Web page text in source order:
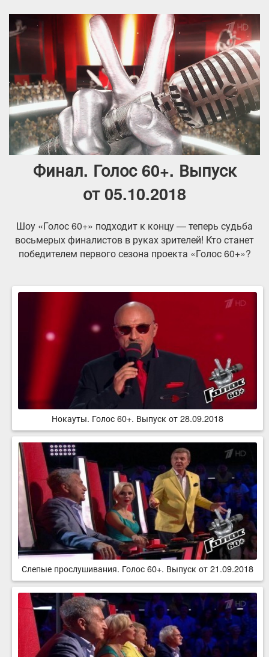
Финал. Голос 60+. Выпуск
от 05.10.2018
Шоу «Голос 60+» подходит к концу — теперь судьба
восьмерых финалистов в руках зрителей! Кто станет
победителем первого сезона проекта «Голос 60+»?
Нокауты. Голос 60+. Выпуск от 28.09.2018
Слепые прослушивания. Голос 60+. Выпуск от 21.09.2018